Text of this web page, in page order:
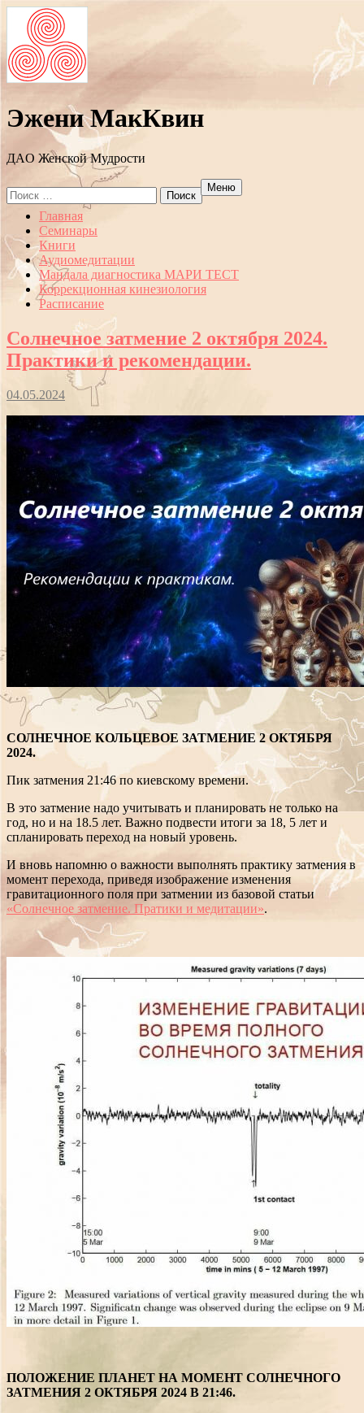
Эжени МакКвин
ДAO Женской Мудрости
Search
for:
Меню
Перейти
содержанию
Главная
Семинары
Книги
Аудиомедитации
Мандала диагностика МАРИ ТЕСТ
Коррекционная кинезиология
Расписание
Солнечное затмение 2 октября 2024.
Практики и рекомендации.
04.05.2024
СОЛНЕЧНОЕ КОЛЬЦЕВОЕ ЗАТМЕНИЕ 2 ОКТЯБРЯ
2024.
Пик затмения 21:46 по киевскому времени.
В это затмение надо учитывать и планировать не только на
год, но и на 18.5 лет. Важно подвести итоги за 18, 5 лет и
спланировать переход на новый уровень.
И вновь напомню о важности выполнять практику затмения в
момент перехода, приведя изображение изменения
гравитационного поля при затмении из базовой статьи
«Солнечное затмение. Пратики и медитации».
ПОЛОЖЕНИЕ ПЛАНЕТ НА МОМЕНТ СОЛНЕЧНОГО
ЗАТМЕНИЯ 2 ОКТЯБРЯ 2024 В 21:46.